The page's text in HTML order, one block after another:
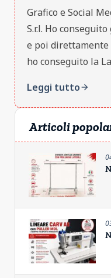
Grafico e Social
S.r.l. Ho
e poi direttamente
ho conseguito la
Leggi tuttoarrow_forward
Articoli